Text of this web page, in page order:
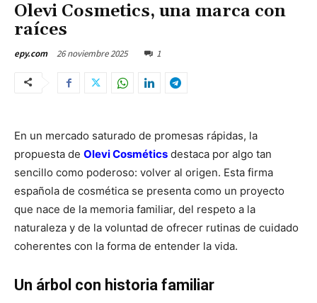
Olevi Cosmetics, una marca con
raíces
epy.com 26 noviembre 2025 1
En un mercado saturado de promesas rápidas, la
propuesta de Olevi Cosmétics destaca por algo tan
sencillo como poderoso: volver al origen. Esta firma
española de cosmética se presenta como un proyecto
que nace de la memoria familiar, del respeto a la
naturaleza y de la voluntad de ofrecer rutinas de cuidado
coherentes con la forma de entender la vida.
Un árbol con historia familiar